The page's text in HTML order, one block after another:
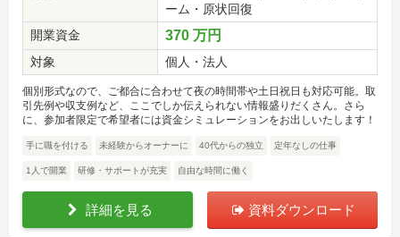
ーム・原状回復
開業資金
370 万円
対象 個人・法人
個別形式なので、ご都合に合わせて夜の時間帯や土日祝日も対応可能。取
引先例や収支例など、ここでしか伝えられない情報盛りだくさん。さら
に、参加者限定で希望者には資金シミュレーションをお出しいたします！
手に職を付ける 未経験からオーナーに 40代からの独立 定年なしの仕事
1人で開業 研修・サポートが充実 自由な時間に働く
詳細を見る 資料ダウンロード